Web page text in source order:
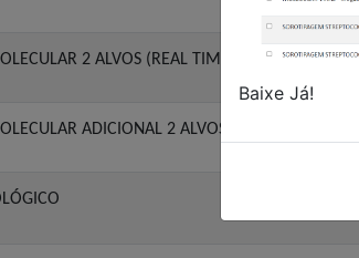
Baixe Já!
2 ALVOS (REAL TIME)
ADICIONAL 2 ALVOS (REAL TIME)